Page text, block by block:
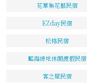
花草集花藝民宿
EZday民宿
松格民宿
藍海綠地休閒渡假民宿
客之屋民宿